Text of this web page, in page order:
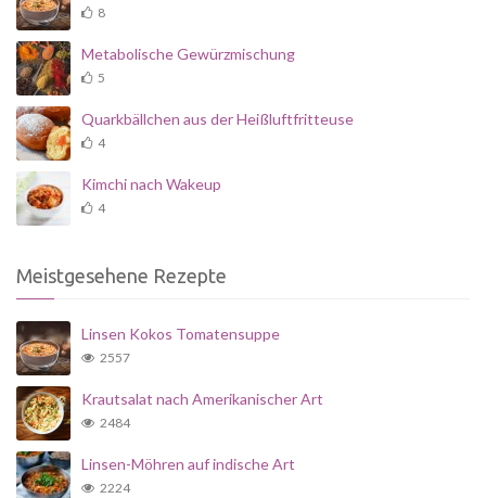
8
Metabolische Gewürzmischung
5
Quarkbällchen aus der Heißluftfritteuse
4
Kimchi nach Wakeup
4
Meistgesehene Rezepte
Linsen Kokos Tomatensuppe
2557
Krautsalat nach Amerikanischer Art
2484
Linsen-Möhren auf indische Art
2224